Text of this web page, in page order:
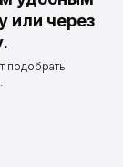
или через
подобрать